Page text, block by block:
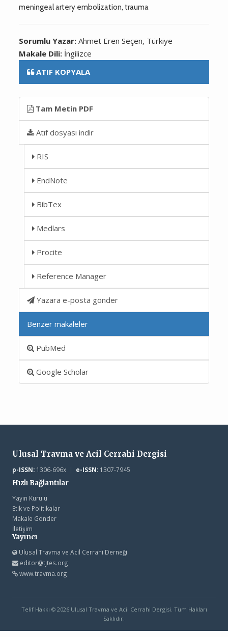
meningeal artery embolization, trauma
Sorumlu Yazar:Ahmet Eren Seçen, Türkiye
Makale Dili: İngilizce
ATIF KOPYALA
Tam Metin PDF
Atıf dosyası indir
RIS
EndNote
BibTex
Medlars
Procite
Reference Manager
Yazara e-posta gönder
Benzer makaleler
PubMed
Google Scholar
Ulusal Travma ve Acil Cerrahi Dergisi
p-ISSN:1306-696x | e-ISSN:1307-7945
Hızlı Bağlantılar
Yayın Kurulu
Etik ve Politikalar
Makale Gönder
İletişim
Yayıncı
Ulusal Travma ve Acil Cerrahi Derneği
editor@tjtes.org
www.travma.org
Telif Hakkı © 2026 Ulusal Travma ve Acil Cerrahi Dergisi. Tüm Hakları
Saklıdır.